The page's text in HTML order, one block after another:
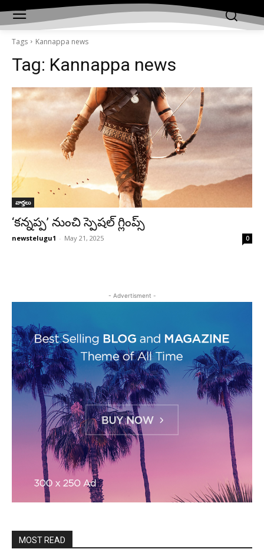
Tags Kannappa news
Tag: Kannappa news
వార్తలు
‘కన్నప్ప’ నుంచి స్పెషల్ గ్లింప్స్
newstelugu1 - May 21, 2025 0
- Advertisment -
MOST READ